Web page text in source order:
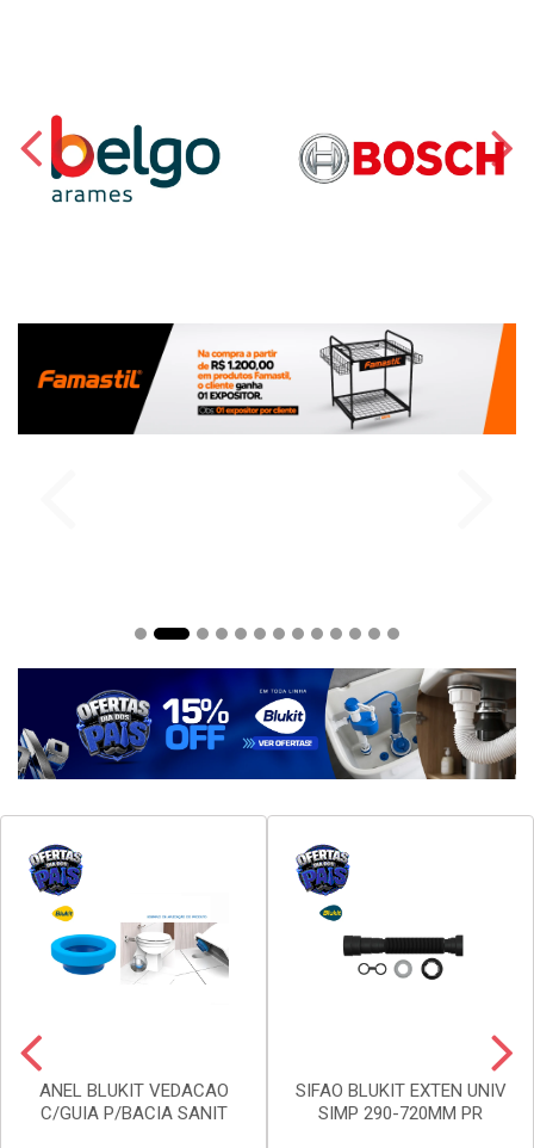
ANEL BLUKIT VEDACAO
C/GUIA P/BACIA SANIT
SIFAO BLUKIT EXTEN UNIV
SIMP 290-720MM PR